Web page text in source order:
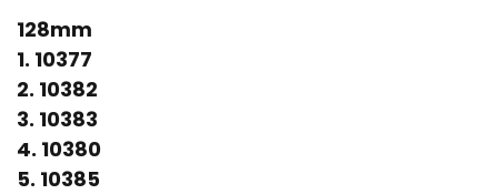
128mm
1. 10377
2. 10382
3. 10383
4. 10380
5. 10385